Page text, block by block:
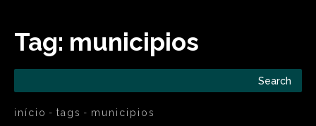
Tag: municipios
Search
início tags municipios